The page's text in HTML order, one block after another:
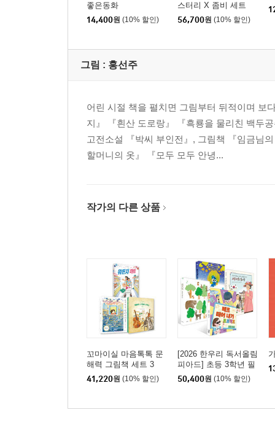
좋은동화
14,400원 (10% 할인)
스터리 X 좀비 세트
56,700원 (10% 할인)
그림 : 홍선주
어린 시절 책을 펼치면 그림부터 뒤적이며 보
지』 『흰산 도로랑』 『흑룡을 물리친 백두
고전소설 『박씨 부인전』, 그림책 『임금님
할머니의 옷』 『모두 모두 안녕...
작가의 다른 상품
꼬마이실 마음톡톡 문
해력 그림책 세트 3
41,220원 (10% 할인)
[2026 한우리 독서올림
피아드] 초등 3학년 필
독서 세트
50,400원 (10% 할인)